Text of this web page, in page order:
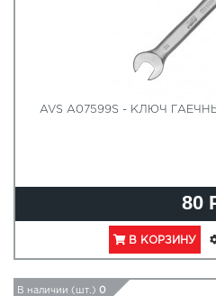
AVS A07599S - КЛЮЧ
80
В КОРЗИНУ
В наличии (шт.) 0